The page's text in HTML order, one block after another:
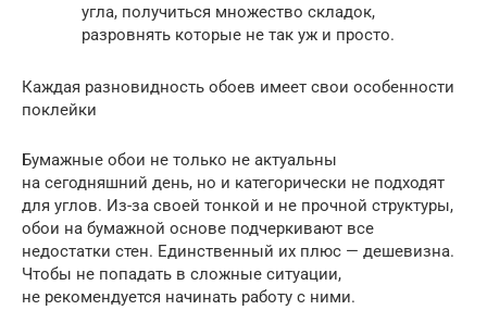
угла, получиться множество складок,
разровнять которые не так уж и просто.
Каждая разновидность обоев имеет свои особенности
поклейки
Бумажные обои не только не актуальны
на сегодняшний день, но и категорически не подходят
для углов. Из-за своей тонкой и не прочной структуры,
обои на бумажной основе подчеркивают все
недостатки стен. Единственный их плюс — дешевизна.
Чтобы не попадать в сложные ситуации,
не рекомендуется начинать работу с ними.